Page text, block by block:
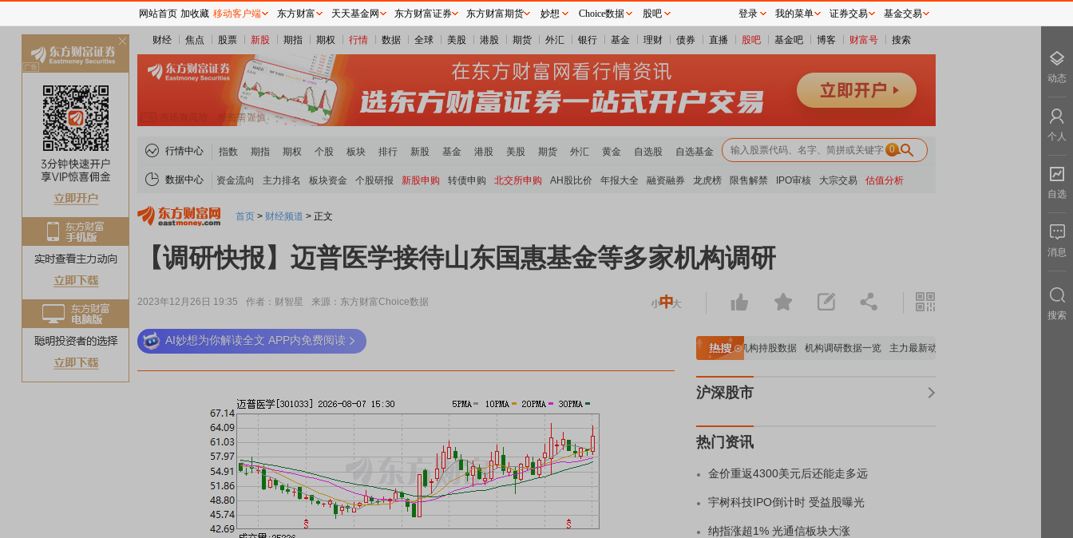
财经 焦点 股票 新股 期指 期权 行情 数据 全球 美股 港股 期货 外汇 银行 基金 理财 债券 直播 股吧 基金吧 博客 财富号 搜索
行情中心 指数 期指 期权 个股 板块 排行 新股 基金 港股 美股 期货 外汇 黄金 自选股 自选基金 0
数据中心 资金流向 主力排名 板块资金 个股研报 新股申购 转债申购 北交所申购 AH股比价 年报大全 融资融券 龙虎榜 限售解禁 IPO审核 大宗交易 估值分析
首页 > 财经频道 > 正文
【调研快报】迈普医学接待山东国惠基金等多家机构调研
2023年12月26日 19:35 作者：财智星 来源：东方财富Choice数据
AI妙想为你解读全文 APP内免费阅读
稀土板块领涨 A股估值分析全览 重要机构持股数据 机构调研数据一览 主力最新动向
沪深股市
热门资讯
金价重返4300美元后还能走多远
宇树科技IPO倒计时 受益股曝光
纳指涨超1% 光通信板块大涨
网站首页 加收藏 移动客户端 东方财富 天天基金网 东方财富证券 东方财富期货 妙想 Choice数据 股吧 登录 我的菜单 证券交易 基金交易
动态
个人
自选
消息
搜索
关